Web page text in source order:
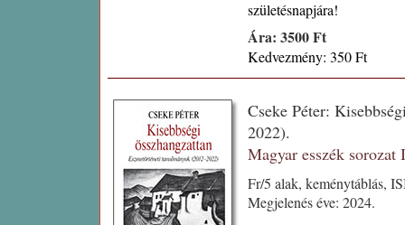
születésnapjára!
Ára: 3500 Ft
Kedvezmény: 350 Ft
Cseke Péter:
2022).
Magyar esszék sorozat
Fr/5 alak, keménytáblás,
Megjelenés éve: 2024.